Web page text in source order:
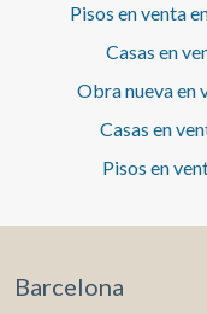
Pisos en venta
Casas en
Obra nueva en
Casas en
Pisos en
Barcelona